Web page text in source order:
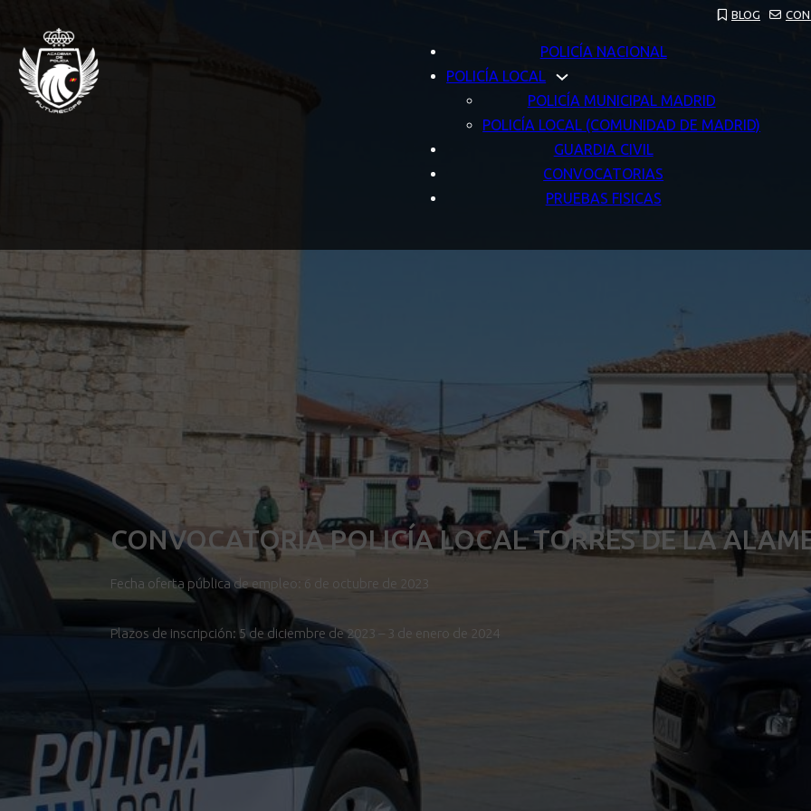
BLOG
POLICÍA NACIONAL
POLICÍA LOCAL
POLICÍA MUNICIPAL MADRID
POLICÍA LOCAL (COMUNIDAD DE MADRID)
GUARDIA CIVIL
CONVOCATORIAS
PRUEBAS FISICAS
CONVOCATORIA POLICÍA LOCAL TORRES DE LA
Fecha oferta pública de empleo: 6 de octubre de 2023
Plazos de inscripción: 5 de diciembre de 2023 – 3 de enero de 2024